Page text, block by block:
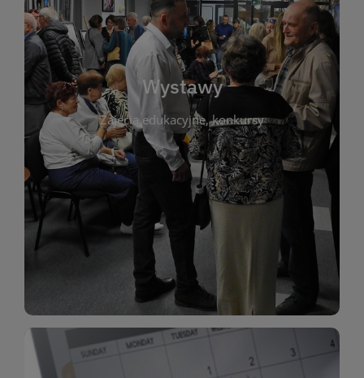
Wystawy
Zajęcia edukacyjne, konkursy
Wystawy
Biblioteka organizuje prezentujące zarówno
sztukę lokalnych twórców, jak i zbiory tematyczne.
W tej sekcji znajdziesz informacje o aktualnych
ekspozycjach oraz archiwum wystaw z
poprzednich lat. Prezentowane prace obejmują
malarstwo, fotografię, rękodzieło i inne formy
artystyczne. Każda wystawa to wyjątkowa okazja
do kontaktu z kulturą i sztuką w przestrzeni
biblioteki. Serdecznie zapraszamy wszystkich
miłośników estetycznych doznań!